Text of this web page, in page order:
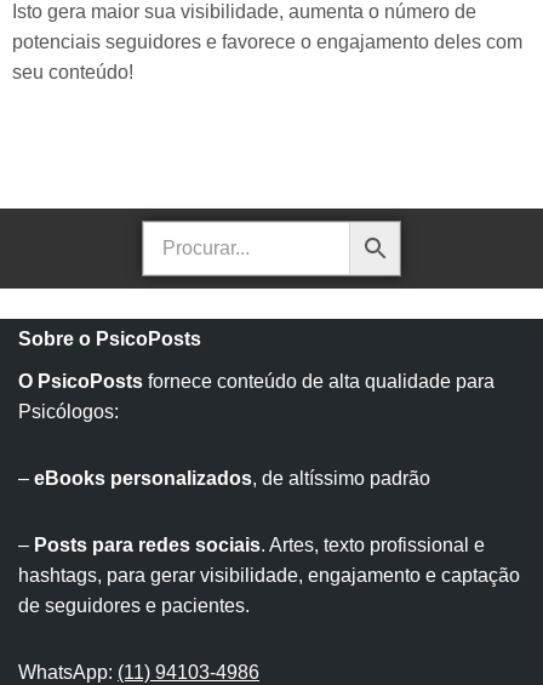
Isto gera maior sua visibilidade, aumenta o número de
potenciais seguidores e favorece o engajamento deles com
seu conteúdo!
Sobre o PsicoPosts
O PsicoPosts fornece conteúdo de alta qualidade para
Psicólogos:
– eBooks personalizados, de altíssimo padrão
– Posts para redes sociais. Artes, texto profissional e
hashtags, para gerar visibilidade, engajamento e captação
de seguidores e pacientes.
WhatsApp: (11) 94103-4986